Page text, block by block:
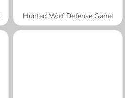
Hunted Wolf Defense Game